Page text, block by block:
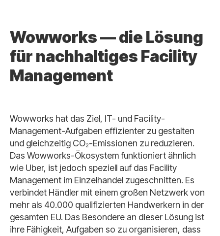
Wowworks — die Lösung
für nachhaltiges Facility
Management
Wowworks hat das Ziel, IT- und Facility-
Management-Aufgaben effizienter zu gestalten
und gleichzeitig CO₂-Emissionen zu reduzieren.
Das Wowworks-Ökosystem funktioniert ähnlich
wie Uber, ist jedoch speziell auf das Facility
Management im Einzelhandel zugeschnitten. Es
verbindet Händler mit einem großen Netzwerk von
mehr als 40.000 qualifizierten Handwerkern in der
gesamten EU. Das Besondere an dieser Lösung ist
ihre Fähigkeit, Aufgaben so zu organisieren, dass